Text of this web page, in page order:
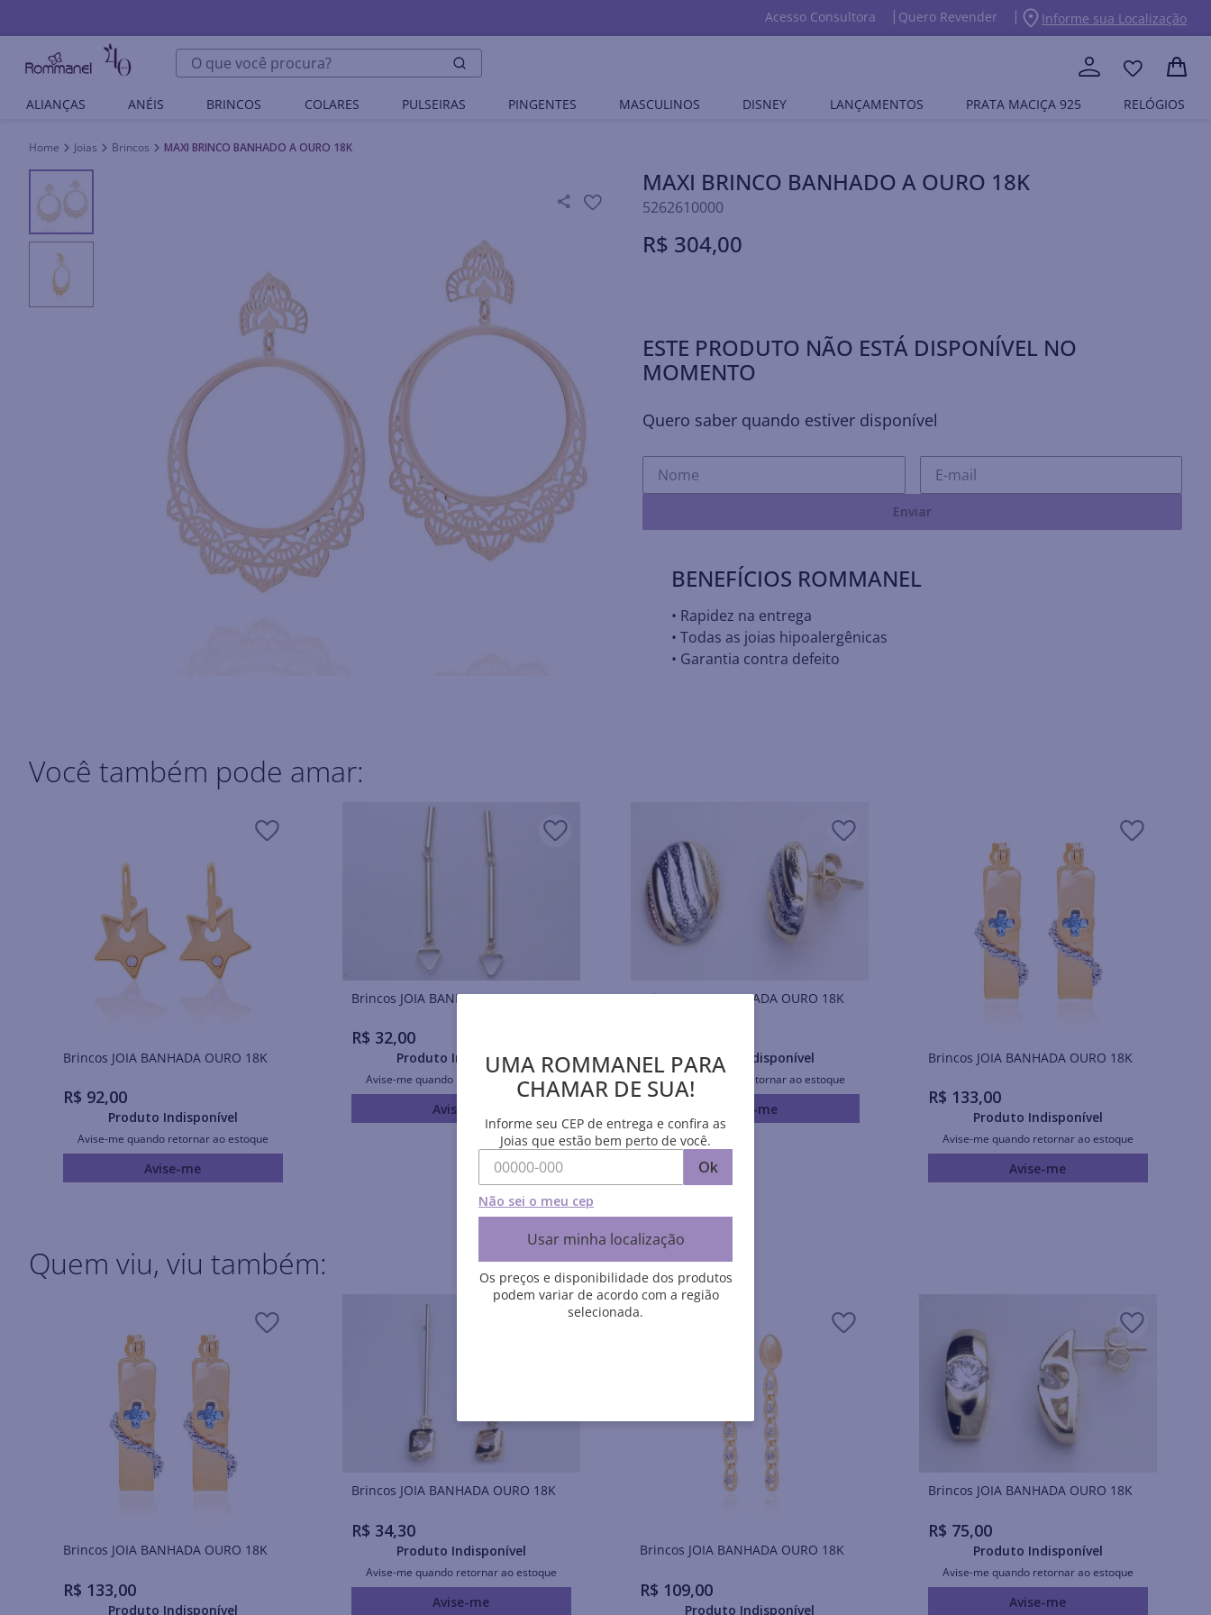
Acesso Consultora Quero Revender Informe sua Localização
O que você procura?
ALIANÇAS ANÉIS BRINCOS COLARES PULSEIRAS PINGENTES MASCULINOS DISNEY LANÇAMENTOS PRATA MACIÇA 925 RELÓGIOS
Joias Brincos MAXI BRINCO BANHADO A OURO 18K
MAXI BRINCO BANHADO A OURO 18K
5262610000
R$ 304,00
ESTE PRODUTO NÃO ESTÁ DISPONÍVEL NO
MOMENTO
Quero saber quando estiver disponível
Enviar
BENEFÍCIOS ROMMANEL
• Rapidez na entrega
• Todas as joias hipoalergênicas
• Garantia contra defeito
Você também pode amar:
Brincos JOIA BANHADA OURO 18K
R$ 92,00
Produto Indisponível
Avise-me quando retornar ao estoque
Avise-me
Brincos JOIA BANHADA OURO 18K
R$ 32,00
Produto Indisponível
Avise-me quando retornar ao estoque
Avise-me
Brincos JOIA BANHADA OURO 18K
Produto Indisponível
Avise-me quando retornar ao estoque
Avise-me
Brincos JOIA BANHADA OURO 18K
R$ 133,00
Produto Indisponível
Avise-me quando retornar ao estoque
Avise-me
Quem viu, viu também:
Brincos JOIA BANHADA OURO 18K
R$ 133,00
Produto Indisponível
Brincos JOIA BANHADA OURO 18K
R$ 34,30
Produto Indisponível
Avise-me quando retornar ao estoque
Avise-me
Brincos JOIA BANHADA OURO 18K
R$ 109,00
Produto Indisponível
Brincos JOIA BANHADA OURO 18K
R$ 75,00
Produto Indisponível
Avise-me quando retornar ao estoque
Avise-me
UMA ROMMANEL PARA
CHAMAR DE SUA!
Informe seu CEP de entrega e confira as
Joias que estão bem perto de você.
Ok
Não sei o meu cep
Usar minha localização
Os preços e disponibilidade dos produtos
podem variar de acordo com a região
selecionada.